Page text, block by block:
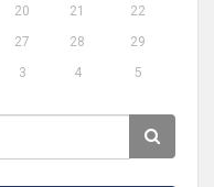
20 21
22
27 28
29
3 4 5